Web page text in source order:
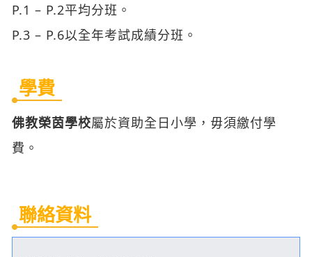
P.1 – P.2平均分班。
P.3 – P.6以全年考試成績分班。
學費
佛教榮茵學校屬於資助全日小學，毋須繳付學
費。
聯絡資料